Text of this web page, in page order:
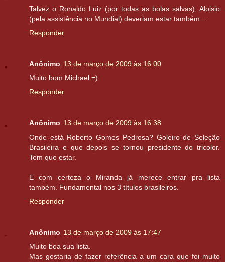
Talvez o Ronaldo Luiz (por todas as bolas salvas), Aloisio
(pela assistência no Mundial) deveriam estar também...
Responder
Anônimo 13 de março de 2009 às 16:00
Muito bom Michael =)
Responder
Anônimo 13 de março de 2009 às 16:38
Onde está Roberto Gomes Pedrosa? Goleiro de Seleção
Brasileira e que depois se tornou presidente do tricolor.
Tem que estar.
E com certeza o Miranda já merece entrar pra lista
também. Fundamental nos 3 títulos brasileiros.
Responder
Anônimo 13 de março de 2009 às 17:47
Muito boa sua lista.
Mas gostaria de fazer referência a um cara que foi muito